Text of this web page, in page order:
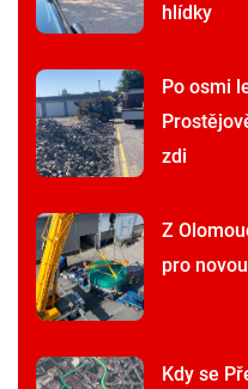
hlídky
Po osmi
zdi
Z
pro
Kdy se